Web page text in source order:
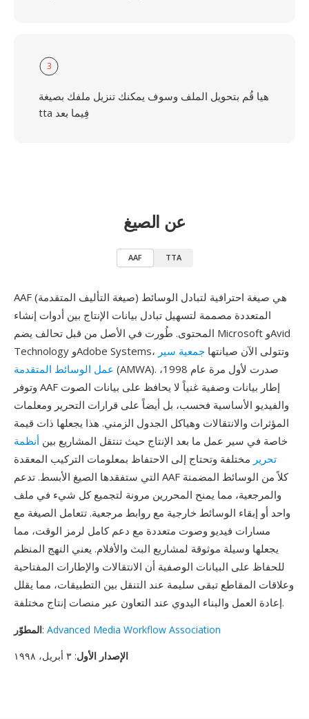
3
هيا قُم بتحويل الملف وسوف يمكنك تنزيل ملفك بصيغة
tta فِيما بعد
عن الصيغ
AAF TTA
AAF (صيغة التأليف المتقدمة) هي صيغة احترافية لتبادل الوسائط
المتعددة مصممة لتسهيل تبادل بيانات الإنتاج بين أدوات إنشاء
المحتوى. طُورت في الأصل من قبل تحالف يضم Microsoft وAvid
Technology وAdobe Systems، وتتولى الآن صيانتها جمعية سير
عمل الوسائط المتقدمة (AMWA). صدرت لأول مرة عام 1998،
وتوفر AAF إطار بيانات وصفية غنياً لا يحافظ على بيانات الصوت
والفيديو الأساسية فحسب، بل أيضاً على قرارات التحرير ومعلمات
المؤثرات والانتقالات وهياكل الجدول الزمني. هذا يجعلها ذات قيمة
خاصة في سير عمل ما بعد الإنتاج حيث تنتقل المشاريع بين أنظمة
تحرير مختلفة وتحتاج إلى الاحتفاظ بمعلومات التركيب المعقدة
التي ستفقدها الصيغ الأبسط. تدعم AAF كلاً من الوسائط المضمنة
والمرجعية، مما يمنح المحررين مرونة لتجميع كل شيء في ملف
واحد أو إبقاء الوسائط خارجية مع روابط مرجعية. تتعامل الصيغة مع
مسارات فيديو وصوت متعددة مع دعم كامل لرمز الوقت، مما
يجعلها وسيلة موثوقة لمشاريع البث والأفلام. يعني النهج المنظم
للحفاظ على البيانات الوصفية أن الانتقالات والإطارات المفتاحية
وعلاقات المقاطع تبقى سليمة عند التنقل بين التطبيقات، مما يقلل
إعادة العمل والبناء اليدوي عند التعاون عبر منصات إنتاج مختلفة.
المطوّر: Advanced Media Workflow Association
الإصدار الأول: ٣ أبريل، ١٩٩٨